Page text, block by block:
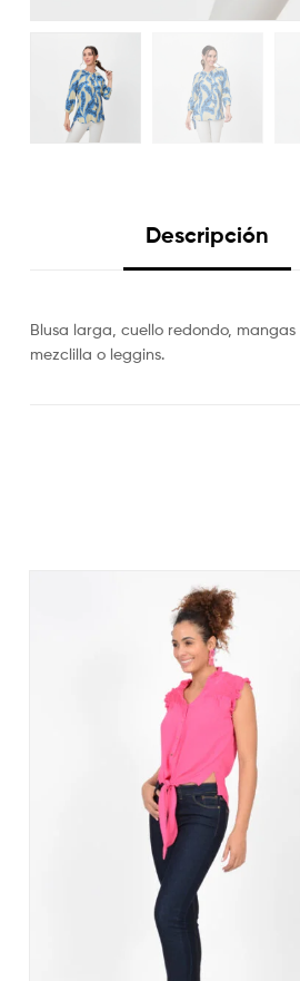
Descripción
Blusa larga, cuello redondo,
mezclilla o leggins.